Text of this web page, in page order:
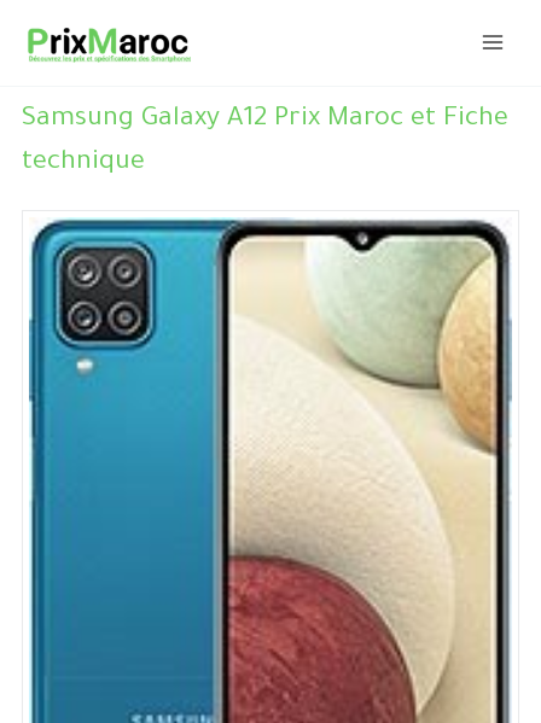
Samsung Galaxy A12 Prix Maroc et Fiche
technique